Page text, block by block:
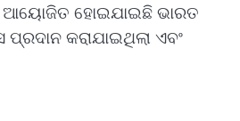
ଆୟୋଜିତ ହୋଇଯାଇଛି ଭାରତ
କରାଯାଇଥିଲା ଏବଂ